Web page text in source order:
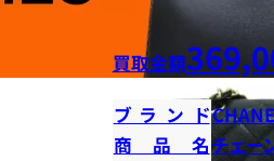
買取金額
ブランド
商品名チェー